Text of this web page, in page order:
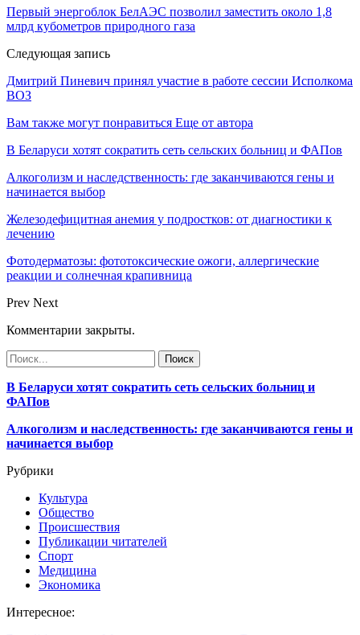
Первый энергоблок БелАЭС позволил заместить около 1,8
млрд кубометров природного газа
Следующая запись
Дмитрий Пиневич принял участие в работе сессии Исполкома
ВОЗ
Вам также могут понравиться Еще от автора
В Беларуси хотят сократить сеть сельских больниц и ФАПов
Алкоголизм и наследственность: где заканчиваются гены и
начинается выбор
Железодефицитная анемия у подростков: от диагностики к
лечению
Фотодерматозы: фототоксические ожоги, аллергические
реакции и солнечная крапивница
Prev Next
Комментарии закрыты.
В Беларуси хотят сократить сеть сельских больниц и
ФАПов
Алкоголизм и наследственность: где заканчиваются гены и
начинается выбор
Рубрики
Культура
Общество
Происшествия
Публикации читателей
Спорт
Медицина
Экономика
Интересное: